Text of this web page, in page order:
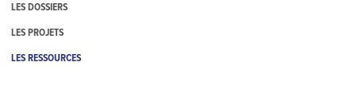
LES DOSSIERS
LES PROJETS
LES RESSOURCES